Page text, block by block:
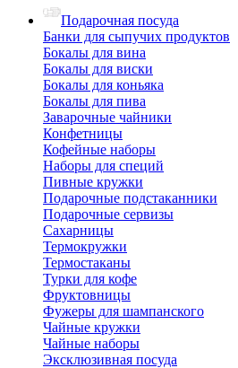
Подарочная посуда
Банки для сыпучих продуктов
Бокалы для вина
Бокалы для виски
Бокалы для коньяка
Бокалы для пива
Заварочные чайники
Конфетницы
Кофейные наборы
Наборы для специй
Пивные кружки
Подарочные подстаканники
Подарочные сервизы
Сахарницы
Термокружки
Термостаканы
Турки для кофе
Фруктовницы
Фужеры для шампанского
Чайные кружки
Чайные наборы
Эксклюзивная посуда